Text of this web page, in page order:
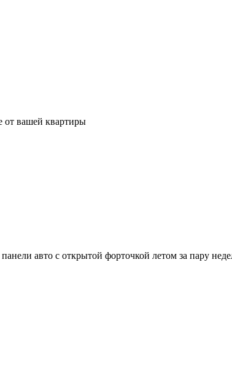
от вашей квартиры
авто с открытой форточкой летом за пару